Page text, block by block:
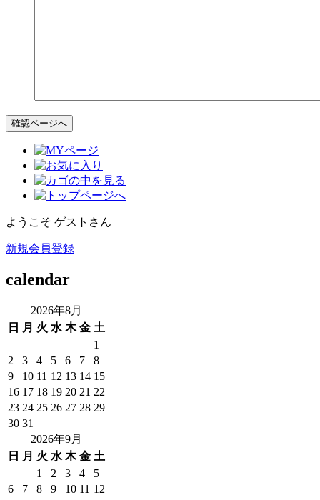
ようこそ ゲストさん
新規会員登録
calendar
2026年8月
日
月 火 水 木 金 土
1
2
3 4 5 6 7
8
9
10 11 12 13 14 15
16 17 18 19 20 21 22
23 24 25 26 27 28 29
30 31
2026年9月
日
月 火 水 木 金 土
1
2 3 4
5
6
7 8 9 10 11 12